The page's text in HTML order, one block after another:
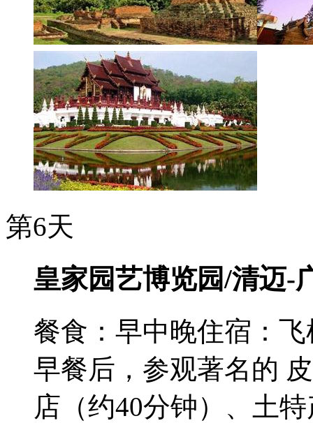
第6天
皇家园艺博览园/清迈-
餐食：早中晚住宿：飞
早餐后，参观著名的
店（约40分钟）、土